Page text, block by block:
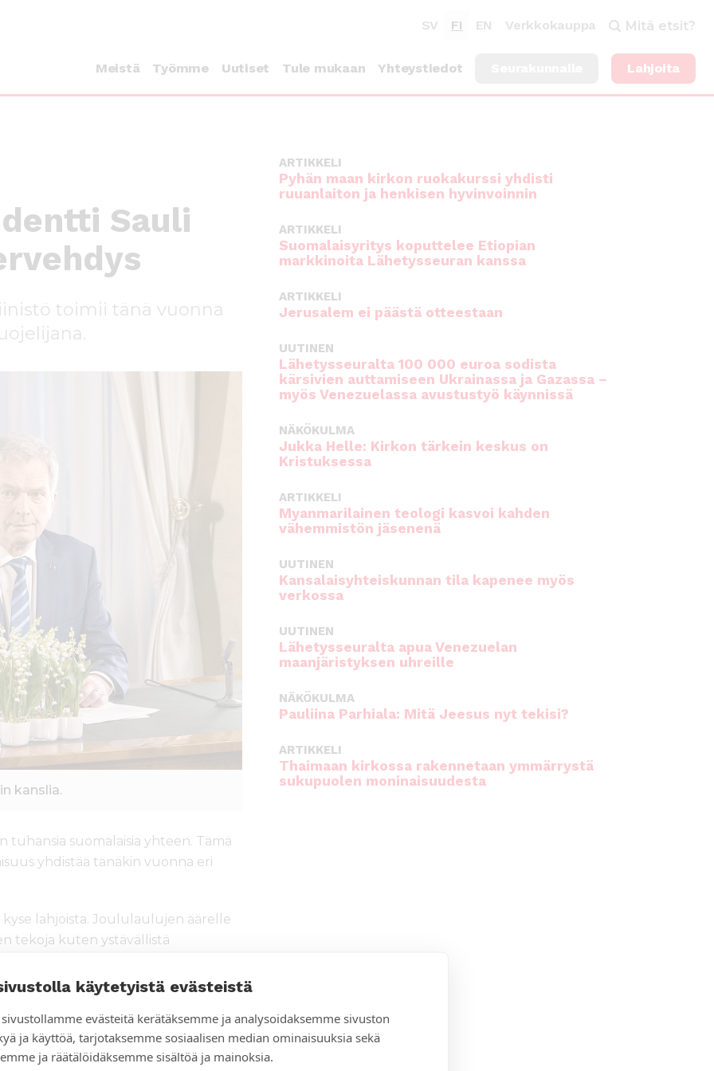
käytetyistä evästeistä
evästeitä kerätäksemme ja analysoidaksemme sivuston
ja käyttöä, tarjotaksemme sosiaalisen median ominaisuuksia sekä
ja räätälöidäksemme sisältöä ja mainoksia.
SV FI EN Verkkokauppa Mitä etsit?
Meistä Työmme Uutiset Tule mukaan Yhteystiedot Lahjoita
Sauli
toimii tänä vuonna
kanslia.
suomalaisia yhteen. Tämä
yhdistää tänäkin vuonna eri
lahjoista. Joululaulujen äärelle
tekoja kuten ystävällistä
jossa ketään ei jätetä yksin.
jatkuvat ympäri vuoden.
yli. Ja iloitaan niistä hetkistä,
ARTIKKELI
Pyhän maan kirkon ruokakurssi yhdisti
ruuanlaiton ja henkisen hyvinvoinnin
ARTIKKELI
Suomalaisyritys koputtelee Etiopian
markkinoita Lähetysseuran kanssa
ARTIKKELI
Jerusalem ei päästä otteestaan
UUTINEN
Lähetysseuralta 100 000 euroa sodista
kärsivien auttamiseen Ukrainassa ja Gazassa –
myös Venezuelassa avustustyö käynnissä
NÄKÖKULMA
Jukka Helle: Kirkon tärkein keskus on
Kristuksessa
ARTIKKELI
Myanmarilainen teologi kasvoi kahden
vähemmistön jäsenenä
UUTINEN
Kansalaisyhteiskunnan tila kapenee myös
verkossa
UUTINEN
Lähetysseuralta apua Venezuelan
maanjäristyksen uhreille
NÄKÖKULMA
Pauliina Parhiala: Mitä Jeesus nyt tekisi?
ARTIKKELI
Thaimaan kirkossa rakennetaan ymmärrystä
sukupuolen moninaisuudesta